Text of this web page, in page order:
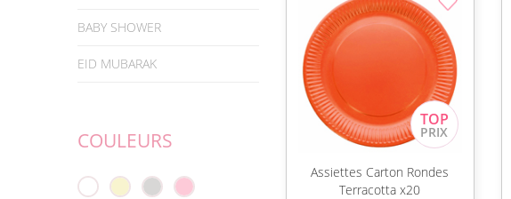
BABY SHOWER
EID MUBARAK
COULEURS
Assiettes Carton Rondes
Terracotta x20